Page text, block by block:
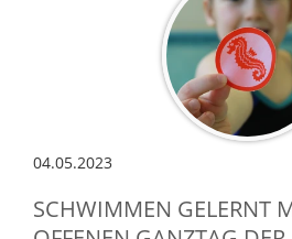
04.05.2023
SCHWIMMEN GELERNT